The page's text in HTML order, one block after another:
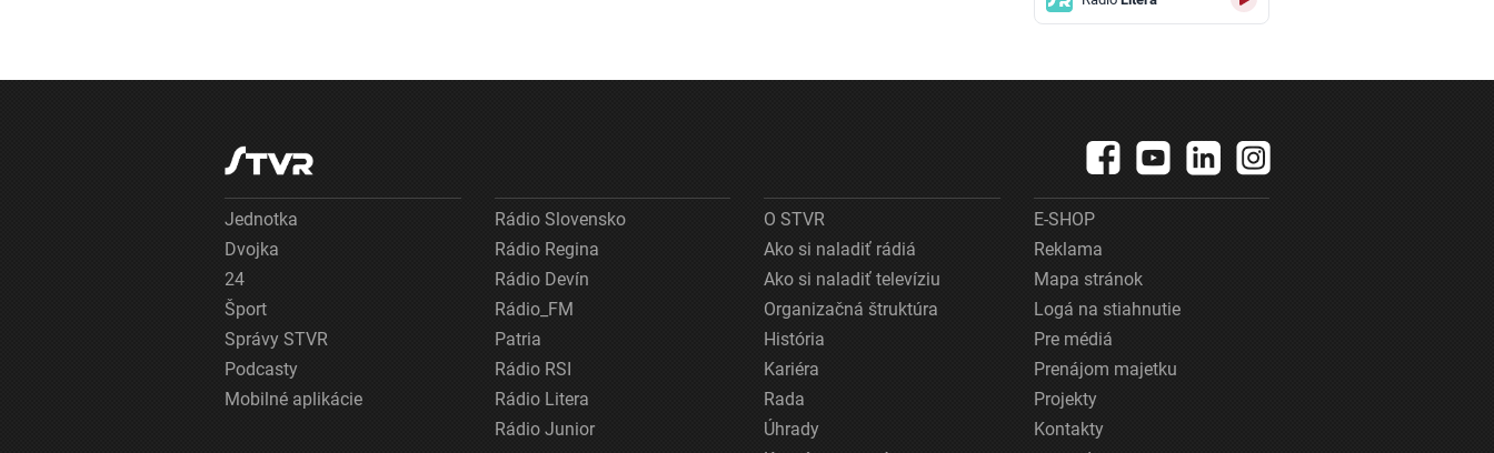
Jednotka
Dvojka
24
Šport
Správy STVR
Podcasty
Mobilné aplikácie
Rádio Slovensko
Rádio Regina
Rádio Devín
Rádio_FM
Patria
Rádio RSI
Rádio Litera
Rádio Junior
O STVR
Ako si naladiť rádiá
Ako si naladiť televíziu
Organizačná štruktúra
História
Kariéra
Rada
Úhrady
E-SHOP
Reklama
Mapa stránok
Logá na stiahnutie
Pre médiá
Prenájom majetku
Projekty
Kontakty